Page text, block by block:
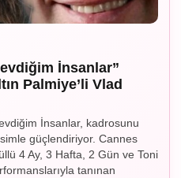
İnsanlar”
Palmiye’li Vlad
İnsanlar, kadrosunu
güçlendiriyor. Cannes
4 Ay, 3 Hafta, 2 Gün ve Toni
tanınan